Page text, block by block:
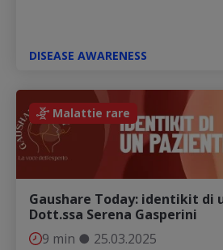
DISEASE AWARENESS
Malattie rare
Gaushare Today: identikit di
Dott.ssa Serena Gasperini
9 min ● 25.03.2025